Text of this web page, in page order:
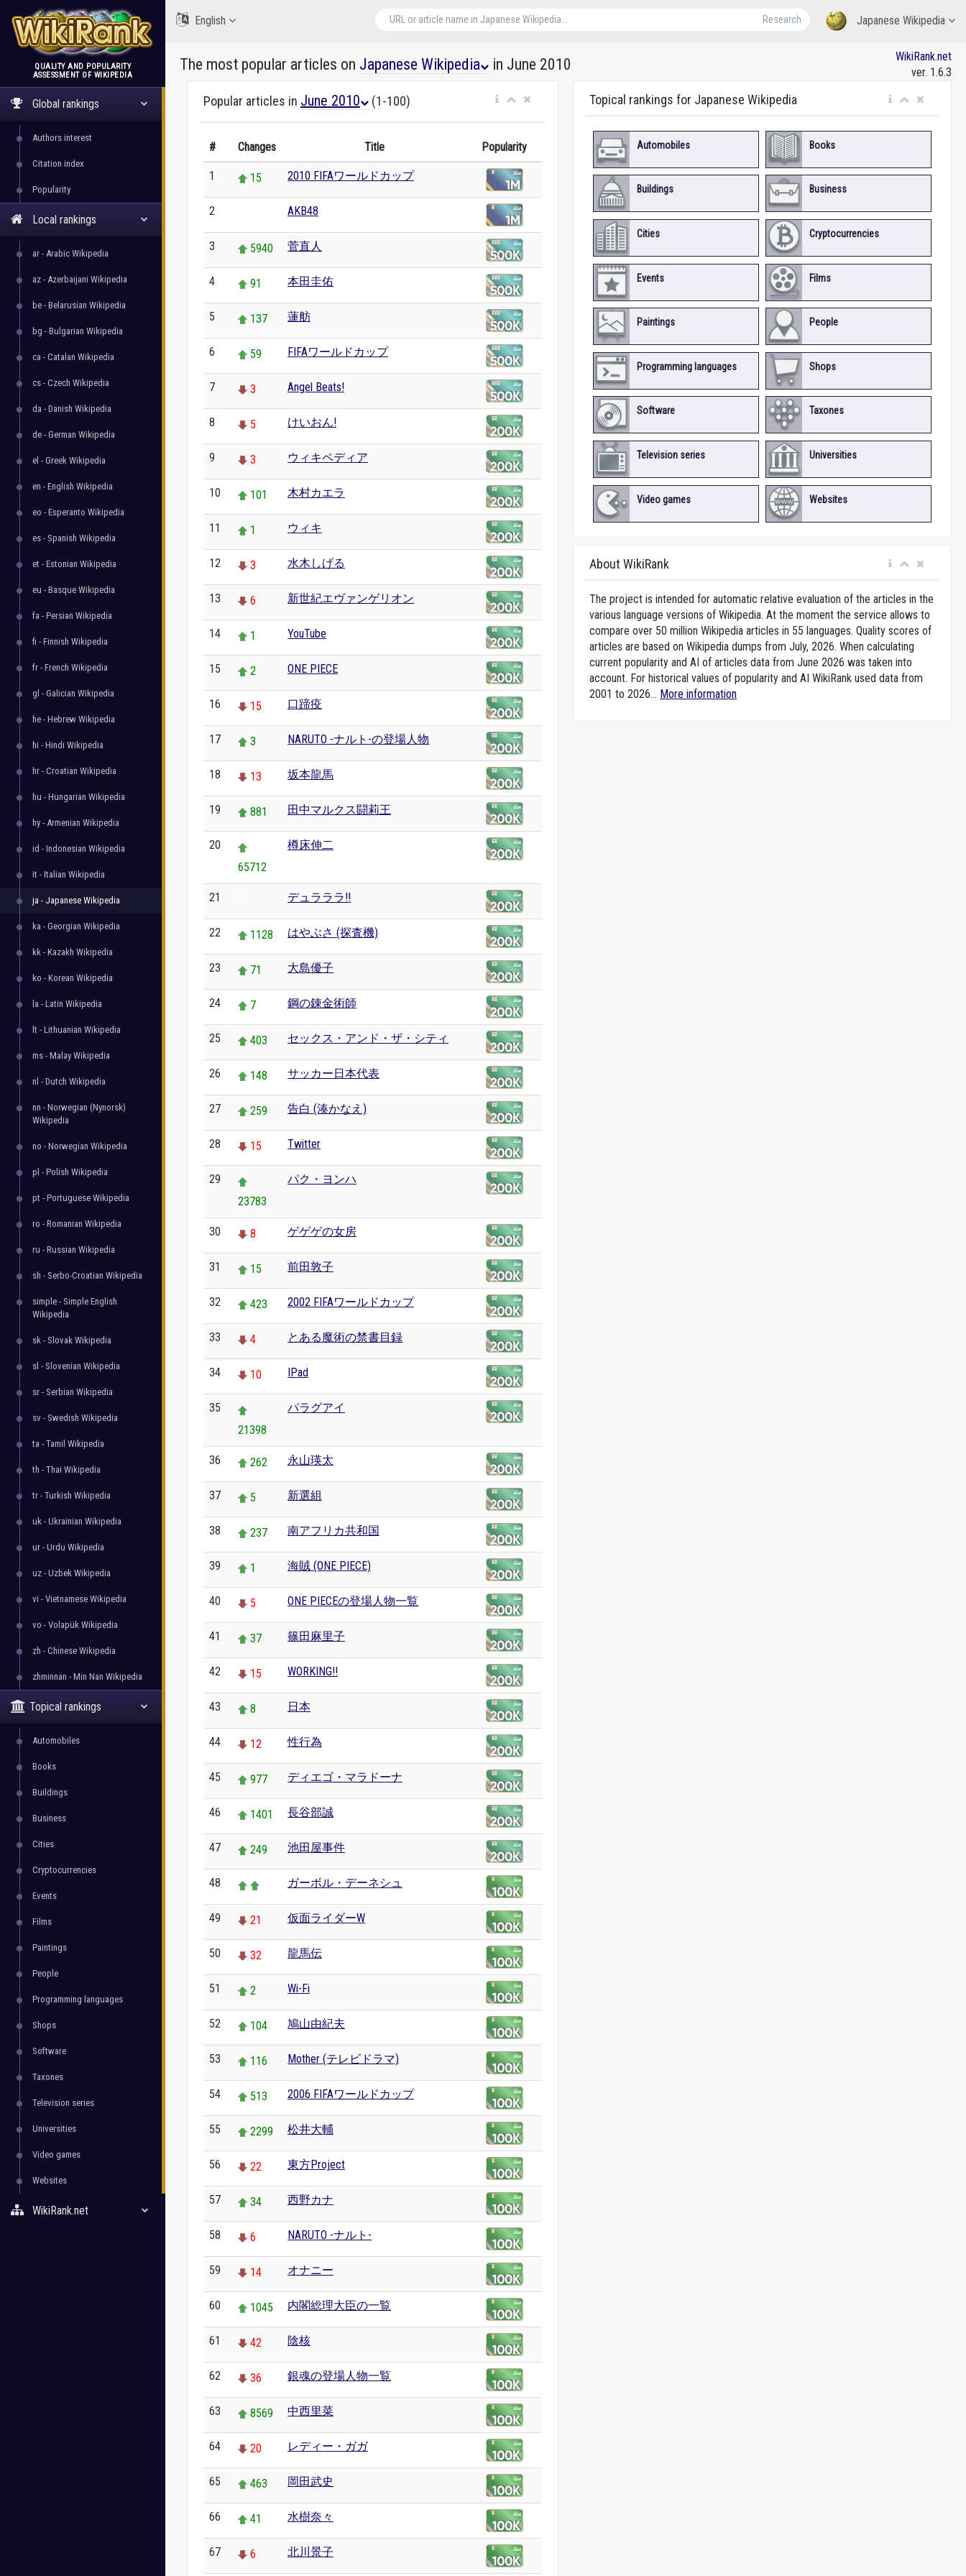
WikiRank
QUALITY AND POPULARITY
ASSESSMENT OF WIKIPEDIA
Global rankings
Authors interest
Citation index
Popularity
Local rankings
ar - Arabic Wikipedia
az - Azerbaijani Wikipedia
be - Belarusian Wikipedia
bg - Bulgarian Wikipedia
ca - Catalan Wikipedia
cs - Czech Wikipedia
da - Danish Wikipedia
de - German Wikipedia
el - Greek Wikipedia
en - English Wikipedia
eo - Esperanto Wikipedia
es - Spanish Wikipedia
et - Estonian Wikipedia
eu - Basque Wikipedia
fa - Persian Wikipedia
fi - Finnish Wikipedia
fr - French Wikipedia
gl - Galician Wikipedia
he - Hebrew Wikipedia
hi - Hindi Wikipedia
hr - Croatian Wikipedia
hu - Hungarian Wikipedia
hy - Armenian Wikipedia
id - Indonesian Wikipedia
it - Italian Wikipedia
ja - Japanese Wikipedia
ka - Georgian Wikipedia
kk - Kazakh Wikipedia
ko - Korean Wikipedia
la - Latin Wikipedia
lt - Lithuanian Wikipedia
ms - Malay Wikipedia
nl - Dutch Wikipedia
nn - Norwegian (Nynorsk)
Wikipedia
no - Norwegian Wikipedia
pl - Polish Wikipedia
pt - Portuguese Wikipedia
ro - Romanian Wikipedia
ru - Russian Wikipedia
sh - Serbo-Croatian Wikipedia
simple - Simple English
Wikipedia
sk - Slovak Wikipedia
sl - Slovenian Wikipedia
sr - Serbian Wikipedia
sv - Swedish Wikipedia
ta - Tamil Wikipedia
th - Thai Wikipedia
tr - Turkish Wikipedia
uk - Ukrainian Wikipedia
ur - Urdu Wikipedia
uz - Uzbek Wikipedia
vi - Vietnamese Wikipedia
vo - Volapük Wikipedia
zh - Chinese Wikipedia
zhminnan - Min Nan Wikipedia
Topical rankings
Automobiles
Books
Buildings
Business
Cities
Cryptocurrencies
Events
Films
Paintings
People
Programming languages
Shops
Software
Taxones
Television series
Universities
Video games
Websites
WikiRank.net
Japanese Wikipedia
Research
English
The most popular articles on Japanese Wikipedia in June 2010
WikiRank.net
ver. 1.6.3
Popular articles in June 2010 (1-100)
# Changes Title Popularity
1 15 2010 FIFAワールドカップ
2 AKB48
3 5940 菅直人
4 91 本田圭佑
5 137 蓮舫
6 59 FIFAワールドカップ
7 3 Angel Beats!
8 5 けいおん!
9 3 ウィキペディア
10 101 木村カエラ
11 1 ウィキ
12 3 水木しげる
13 6 新世紀エヴァンゲリオン
14 1 YouTube
15 2 ONE PIECE
16 15 口蹄疫
17 3 NARUTO -ナルト-の登場人物
18 13 坂本龍馬
19 881 田中マルクス闘莉王
20
65712
樽床伸二
21 デュラララ!!
22 1128 はやぶさ (探査機)
23 71 大島優子
24 7 鋼の錬金術師
25 403 セックス・アンド・ザ・シティ
26 148 サッカー日本代表
27 259 告白 (湊かなえ)
28 15 Twitter
29
23783
パク・ヨンハ
30 8 ゲゲゲの女房
31 15 前田敦子
32 423 2002 FIFAワールドカップ
33 4 とある魔術の禁書目録
34 10 IPad
35
21398
パラグアイ
36 262 永山瑛太
37 5 新選組
38 237 南アフリカ共和国
39 1 海賊 (ONE PIECE)
40 5 ONE PIECEの登場人物一覧
41 37 篠田麻里子
42 15 WORKING!!
43 8 日本
44 12 性行為
45 977 ディエゴ・マラドーナ
46 1401 長谷部誠
47 249 池田屋事件
48 ガーボル・デーネシュ
49 21 仮面ライダーW
50 32 龍馬伝
51 2 Wi-Fi
52 104 鳩山由紀夫
53 116 Mother (テレビドラマ)
54 513 2006 FIFAワールドカップ
55 2299 松井大輔
56 22 東方Project
57 34 西野カナ
58 6 NARUTO -ナルト-
59 14 オナニー
60 1045 内閣総理大臣の一覧
61 42 陰核
62 36 銀魂の登場人物一覧
63 8569 中西里菜
64 20 レディー・ガガ
65 463 岡田武史
66 41 水樹奈々
67 6 北川景子
Topical rankings for Japanese Wikipedia
Automobiles Books
Buildings Business
Cities Cryptocurrencies
Events Films
Paintings People
Programming languages Shops
Software Taxones
Television series Universities
Video games Websites
About WikiRank
The project is intended for automatic relative evaluation of the articles in the
various language versions of Wikipedia. At the moment the service allows to
compare over 50 million Wikipedia articles in 55 languages. Quality scores of
articles are based on Wikipedia dumps from July, 2026. When calculating
current popularity and AI of articles data from June 2026 was taken into
account. For historical values of popularity and AI WikiRank used data from
2001 to 2026... More information